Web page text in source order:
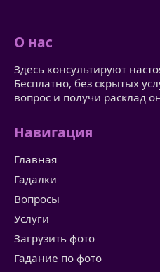
О нас
Здесь консультируют
Бесплатно, без скрытых
вопрос и получи расклад
Навигация
Главная
Гадалки
Вопросы
Услуги
Загрузить фото
Гадание по фото